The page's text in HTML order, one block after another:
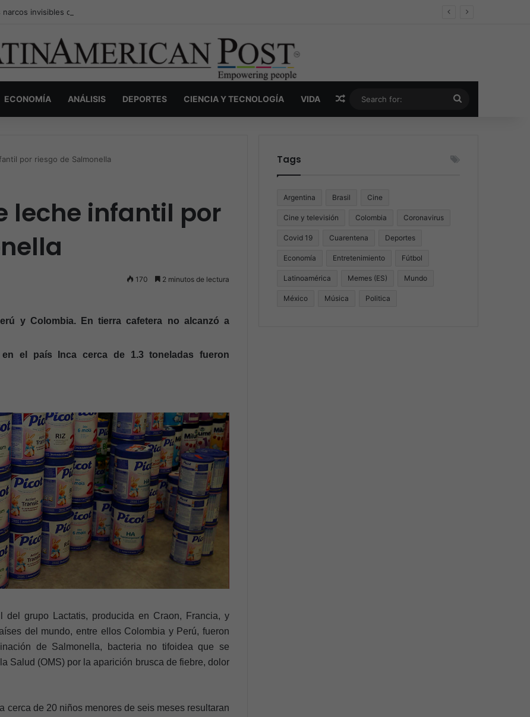
narcos invisibles de Colombia: la guerra secreta por la verdad, el poder y la nueva economía de la droga
ECONOMÍA ANÁLISIS DEPORTES CIENCIA Y TECNOLOGÍA VIDA Random Article
for:
por riesgo de Salmonella
leche infantil por
170 2 minutos de lectura
y Colombia. En tierra cafetera no alcanzó a
el país Inca cerca de 1.3 toneladas fueron
grupo Lactatis, producida en Craon, Francia, y
del mundo, entre ellos Colombia y Perú, fueron
de Salmonella, bacteria no tifoidea que se
Salud (OMS) por la aparición brusca de fiebre, dolor
cerca de 20 niños menores de seis meses resultaran
Tags
Argentina Brasil Cine
Cine y televisión Colombia Coronavirus
Covid 19 Cuarentena Deportes
Economía Entretenimiento Fútbol
Latinoamérica Memes (ES) Mundo
México Música Politica